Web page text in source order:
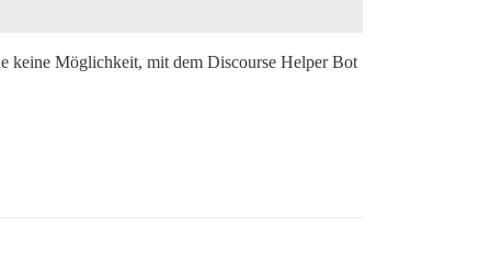
keine Möglichkeit, mit dem Discourse Helper Bot